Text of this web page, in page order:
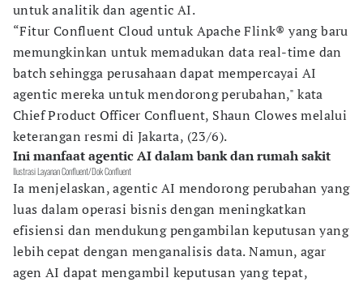
untuk analitik dan agentic AI.
“Fitur Confluent Cloud untuk Apache Flink® yang baru
memungkinkan untuk memadukan data real-time dan
batch sehingga perusahaan dapat mempercayai AI
agentic mereka untuk mendorong perubahan," kata
Chief Product Officer Confluent, Shaun Clowes melalui
keterangan resmi di Jakarta, (23/6).
Ini manfaat agentic AI dalam bank dan rumah sakit
Ilustrasi Layanan Confluent/Dok Confluent
Ia menjelaskan, agentic AI mendorong perubahan yang
luas dalam operasi bisnis dengan meningkatkan
efisiensi dan mendukung pengambilan keputusan yang
lebih cepat dengan menganalisis data. Namun, agar
agen AI dapat mengambil keputusan yang tepat,